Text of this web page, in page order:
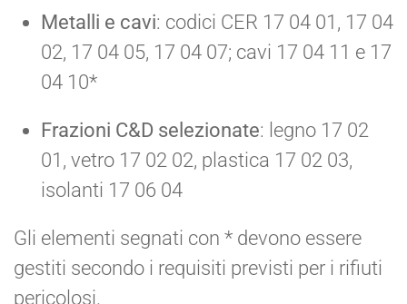
Metalli e cavi: codici CER 17 04 01, 17 04
02, 17 04 05, 17 04 07; cavi 17 04 11 e 17
04 10*
Frazioni C&D selezionate: legno 17 02
01, vetro 17 02 02, plastica 17 02 03,
isolanti 17 06 04
Gli elementi segnati con * devono essere
gestiti secondo i requisiti previsti per i rifiuti
pericolosi.